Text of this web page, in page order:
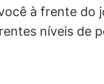
à frente do
níveis de